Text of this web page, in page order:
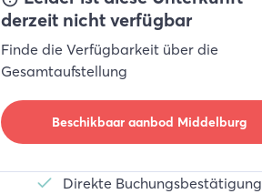
derzeit nicht verfügbar
Finde die Verfügbarkeit über die
Gesamtaufstellung
Beschikbaar aanbod Middelburg
Direkte Buchungsbestätigung